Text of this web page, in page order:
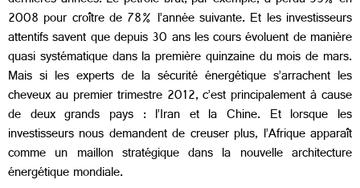
2008 pour croître de 78% l’année suivante. Et les investisseurs
attentifs savent que depuis 30 ans les cours évoluent de manière
quasi systématique dans la première quinzaine du mois de mars.
Mais si les experts de la sécurité énergétique s’arrachent les
cheveux au premier trimestre 2012, c’est principalement à cause
de deux grands pays : l’Iran et la Chine. Et lorsque les
investisseurs nous demandent de creuser plus, l’Afrique apparaît
comme un maillon stratégique dans la nouvelle architecture
énergétique mondiale.